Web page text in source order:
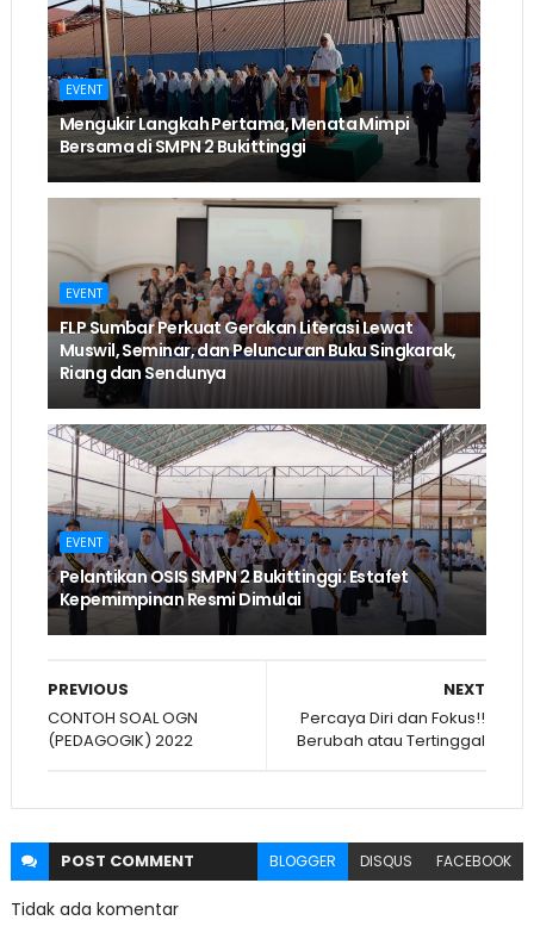
EVENT
Mengukir Langkah Pertama, Menata Mimpi
Bersama di SMPN 2 Bukittinggi
EVENT
FLP Sumbar Perkuat Gerakan Literasi Lewat
Muswil, Seminar, dan Peluncuran Buku Singkarak,
Riang dan Sendunya
EVENT
Pelantikan OSIS SMPN 2 Bukittinggi: Estafet
Kepemimpinan Resmi Dimulai
NEXT
Percaya Diri dan Fokus!!
Berubah atau Tertinggal
PREVIOUS
CONTOH SOAL OGN
(PEDAGOGIK) 2022
POST COMMENT BLOGGER DISQUS FACEBOOK
Tidak ada komentar